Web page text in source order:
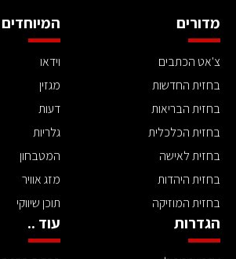
מדורים
צ'אט הכתבים
בחזית החדשות
בחזית הבריאות
בחזית הכלכלית
בחזית לאישה
בחזית היהדות
בחזית המוזיקה
המיוחדים
וידאו
מגזין
דעות
גלריות
המטבחון
מזג אוויר
תוכן שיווקי
הגדרות עוד ..